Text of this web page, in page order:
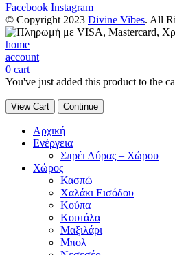
Facebook Instagram
© Copyright 2023 Divine Vibes. All
home
account
0 cart
You've just added this product to the
View Cart Continue
Αρχική
Ενέργεια
Σπρέι Αύρας – Χώρου
Χώρος
Κασπώ
Χαλάκι Εισόδου
Κούπα
Κουτάλα
Μαξιλάρι
Μπολ